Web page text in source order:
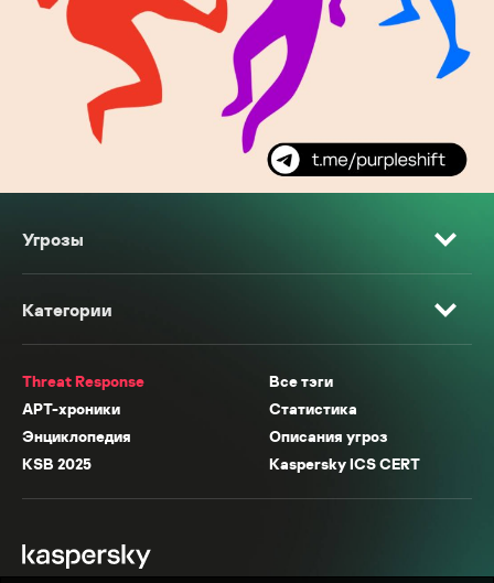
Угрозы
Категории
Threat Response
Все тэги
APT-хроники
Статистика
Энциклопедия
Описания угроз
KSB 2025
Kaspersky ICS CERT